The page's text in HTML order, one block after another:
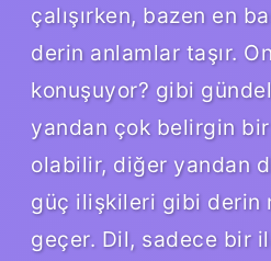
çalışırken, bazen en
derin anlamlar taşır.
konuşuyor? gibi
yandan çok belirgin bir
olabilir, diğer yandan
güç ilişkileri gibi derin
geçer. Dil, sadece bir